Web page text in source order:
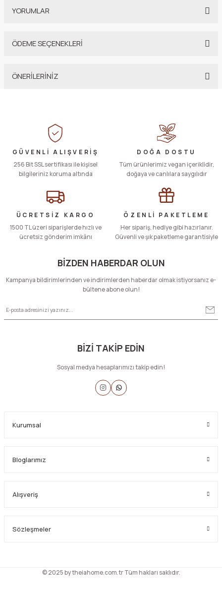
YORUMLAR
Bu ürüne ilk yorumu siz yapın!
ÖDEME SEÇENEKLERİ
ÖNERİLERİNİZ
Görüş ve önerileriniz için teşekkür ederiz.
Ürün resmi kalitesiz, bozuk veya görüntülenemiyor.
Ürün açıklamasında eksik bilgiler bulunuyor.
Ürün bilgilerinde hatalar bulunuyor.
Ürün fiyatı diğer sitelerden daha pahalı.
Bu ürüne benzer farklı alternatifler olmalı.
GÜVENLİ ALIŞVERİŞ
256 Bit SSL sertifikası ile kişisel
bilgileriniz koruma altında
DOĞA DOSTU
Tüm ürünlerimiz vegan içeriklidir,
doğaya ve canlılara saygılıdır
ÜCRETSİZ KARGO
1500 TL üzeri siparişlerde hızlı ve
ücretsiz gönderim imkânı
ÖZENLİ PAKETLEME
Her sipariş, hediye gibi hazırlanır.
Güvenli ve şık paketleme garantisiyle
BİZDEN HABERDAR OLUN
Kampanya bildirimlerinden ve indirimlerden haberdar olmak istiyorsanız e-
bültene abone olun!
BİZİ TAKİP EDİN
Sosyal medya hesaplarımızı takip edin!
Kurumsal
Bloglarımız
Alışveriş
Sözleşmeler
© 2025 by theiahome.com.tr Tüm hakları saklıdır.